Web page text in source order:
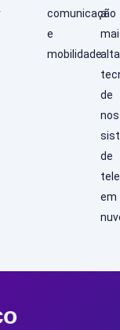
comunicação
e
mobilidade
a
alta
de
de
em